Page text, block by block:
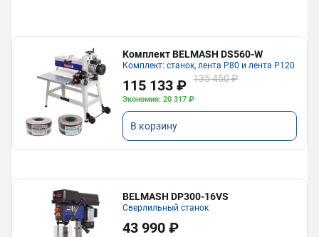
Комплект BELMASH DS560-W
Комплект: станок, лента P80 и лента P120
115 133 ₽ 135 450 ₽
Экономия: 20 317 ₽
В корзину
BELMASH DP300-16VS
Сверлильный станок
43 990 ₽